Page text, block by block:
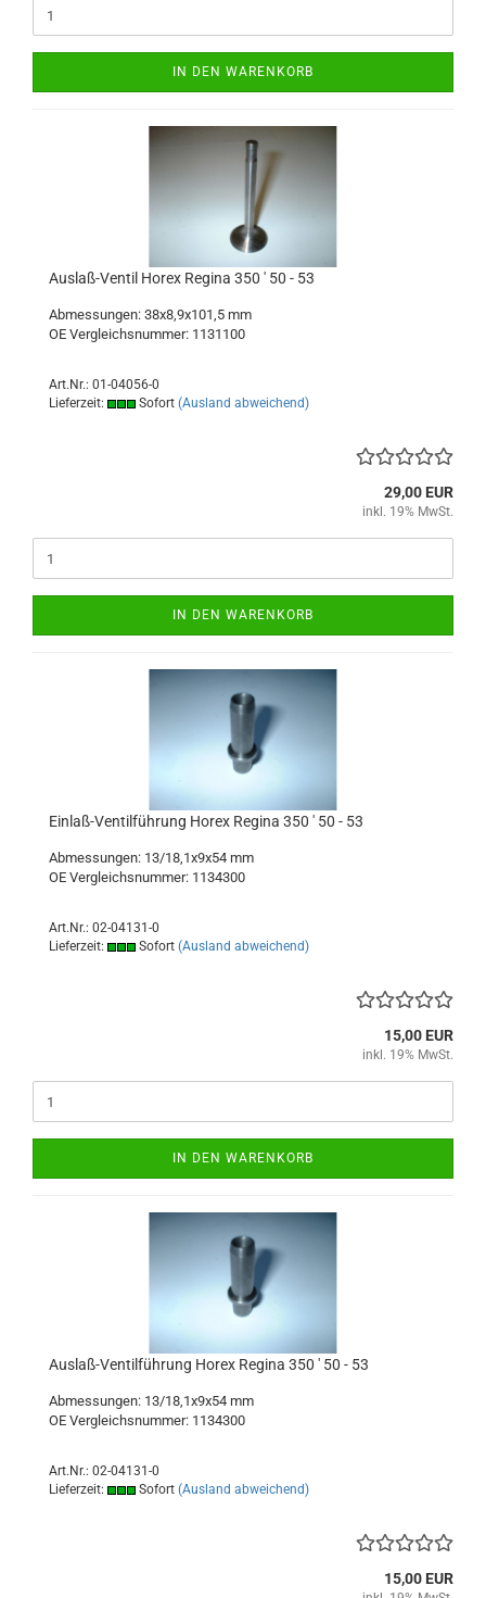
IN DEN WARENKORB
Auslaß-Ventil Horex Regina 350 ' 50 - 53
Abmessungen: 38x8,9x101,5 mm
OE Vergleichsnummer: 1131100
Art.Nr.: 01-04056-0
Lieferzeit:
Sofort (Ausland abweichend)
29,00 EUR
inkl. 19% MwSt.
IN DEN WARENKORB
Einlaß-Ventilführung Horex Regina 350 ' 50 - 53
Abmessungen: 13/18,1x9x54 mm
OE Vergleichsnummer: 1134300
Art.Nr.: 02-04131-0
Lieferzeit:
Sofort (Ausland abweichend)
15,00 EUR
inkl. 19% MwSt.
IN DEN WARENKORB
Auslaß-Ventilführung Horex Regina 350 ' 50 - 53
Abmessungen: 13/18,1x9x54 mm
OE Vergleichsnummer: 1134300
Art.Nr.: 02-04131-0
Lieferzeit:
Sofort (Ausland abweichend)
15,00 EUR